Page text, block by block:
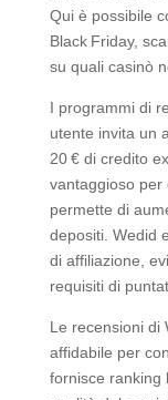
Qui è possibile
Black Friday,
su quali casinò
I programmi di
utente invita un
20 € di credito
vantaggioso per
permette di
depositi. Wedid
di affiliazione,
requisiti di
Le recensioni di
affidabile per
fornisce ranking